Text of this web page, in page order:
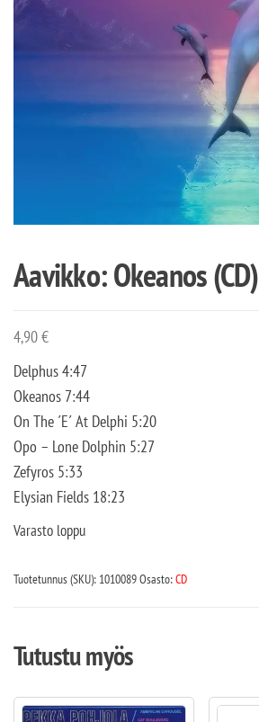
Aavikko: Okeanos (CD)
4,90€
Delphus 4:47
Okeanos 7:44
On The ´E´ At Delphi 5:20
Opo – Lone Dolphin 5:27
Zefyros 5:33
Elysian Fields 18:23
Varasto loppu
Tuotetunnus (SKU): 1010089Osasto:CD
Tutustu myös